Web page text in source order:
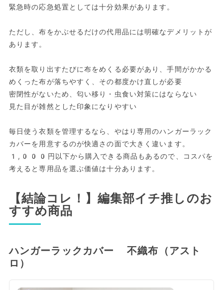
緊急時の応急処置としては十分効果があります。
ただし、布をかぶせるだけの代用品には明確なデメリットが
あります。
衣類を取り出すたびに布をめくる必要があり、手間がかかる
めくった布が落ちやすく、その都度かけ直しが必要
密閉性がないため、匂い移り・虫食い対策にはならない
見た目が雑然とした印象になりやすい
毎日使う衣類を管理するなら、やはり専用のハンガーラック
カバーを用意するのが快適さの面で大きく違います。
1,000円以下から購入できる商品もあるので、コスパを
考えると専用品を選ぶ価値は十分あります。
【結論コレ！】編集部イチ推しのお
すすめ商品
ハンガーラックカバー 不織布（アスト
ロ）